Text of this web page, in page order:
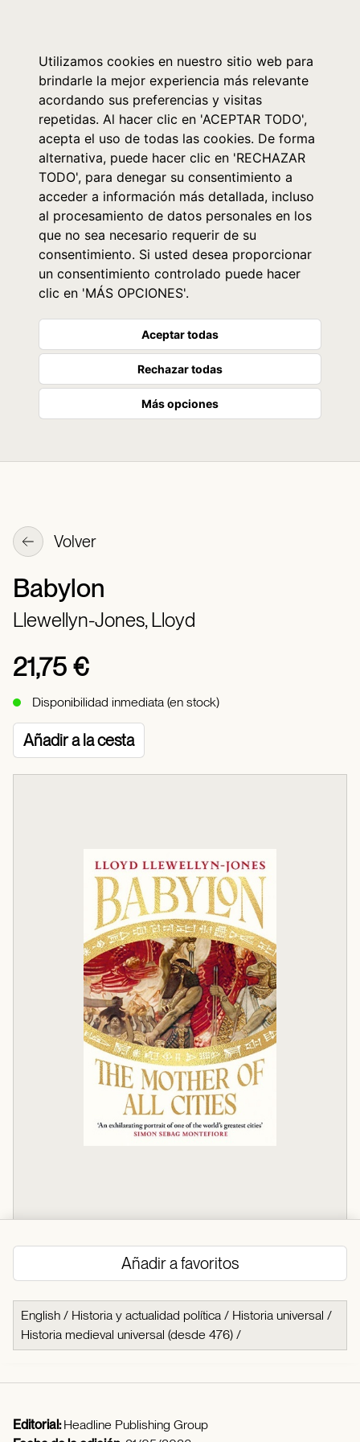
Utilizamos cookies en nuestro sitio web para
brindarle la mejor experiencia más relevante
acordando sus preferencias y visitas
repetidas. Al hacer clic en 'ACEPTAR TODO',
acepta el uso de todas las cookies. De forma
alternativa, puede hacer clic en 'RECHAZAR
TODO', para denegar su consentimiento a
acceder a información más detallada, incluso
al procesamiento de datos personales en los
que no sea necesario requerir de su
consentimiento. Si usted desea proporcionar
un consentimiento controlado puede hacer
clic en 'MÁS OPCIONES'.
Aceptar todas
Rechazar todas
Más opciones
Volver
Babylon
Llewellyn-Jones, Lloyd
21,75 €
Disponibilidad inmediata (en stock)
Añadir a la cesta
Añadir a favoritos
English / Historia y actualidad política / Historia universal /
Historia medieval universal (desde 476) /
Editorial:Headline Publishing Group